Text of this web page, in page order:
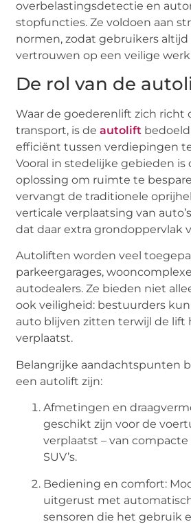
overbelastingsdetectie en
stopfuncties. Ze voldoen aan
normen, zodat gebruikers
vertrouwen op een veilige
De rol van de
Waar de goederenlift zich richt
transport, is de autolift
efficiënt tussen verdiepingen
Vooral in stedelijke gebieden
oplossing om ruimte te
vervangt de traditionele
verticale verplaatsing van
dat daar extra grondoppervlak
Autoliften worden veel
parkeergarages,
autodealers. Ze bieden niet
ook veiligheid: bestuurders
auto blijven zitten terwijl de lift
verplaatst.
Belangrijke aandachtspunten
een autolift zijn:
Afmetingen en
geschikt zijn voor de
verplaatst – van compacte
SUV’s.
Bediening en comfort:
uitgerust met
sensoren die het gebruik